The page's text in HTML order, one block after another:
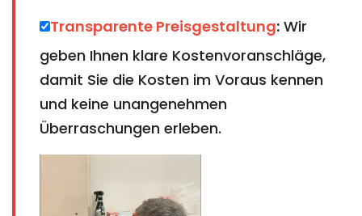
Transparente Preisgestaltung: Wir
geben Ihnen klare Kostenvoranschläge,
damit Sie die Kosten im Voraus kennen
und keine unangenehmen
Überraschungen erleben.